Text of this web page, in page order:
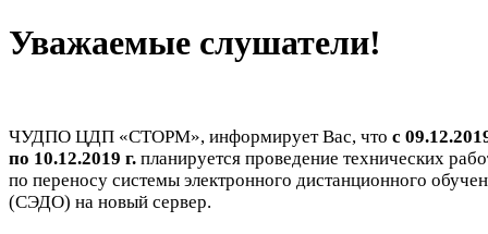
Уважаемые слушатели!
ЧУДПО ЦДП «СТОРМ», информирует Вас, что с
по 10.12.2019 г. планируется проведение технических
по переносу системы электронного дистанционного
(СЭДО) на новый сервер.